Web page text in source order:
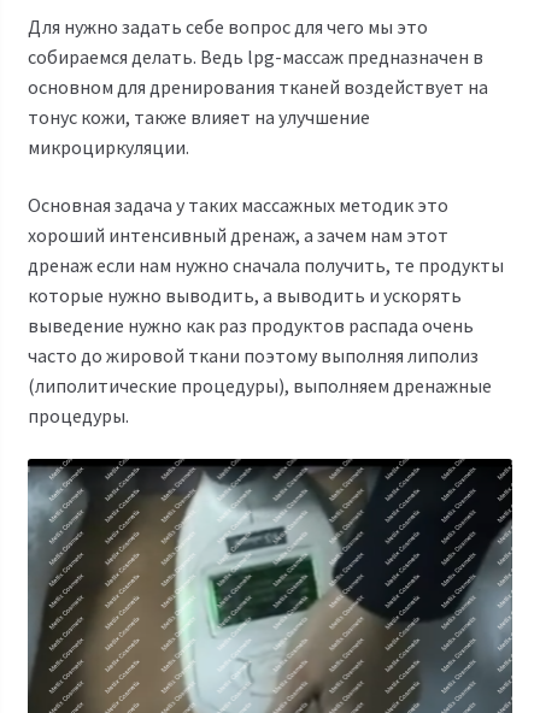
Для нужно задать себе вопрос для чего мы это
собираемся делать. Ведь lpg-массаж предназначен в
основном для дренирования тканей воздействует на
тонус кожи, также влияет на улучшение
микроциркуляции.
Основная задача у таких массажных методик это
хороший интенсивный дренаж, а зачем нам этот
дренаж если нам нужно сначала получить, те продукты
которые нужно выводить, а выводить и ускорять
выведение нужно как раз продуктов распада очень
часто до жировой ткани поэтому выполняя липолиз
(липолитические процедуры), выполняем дренажные
процедуры.